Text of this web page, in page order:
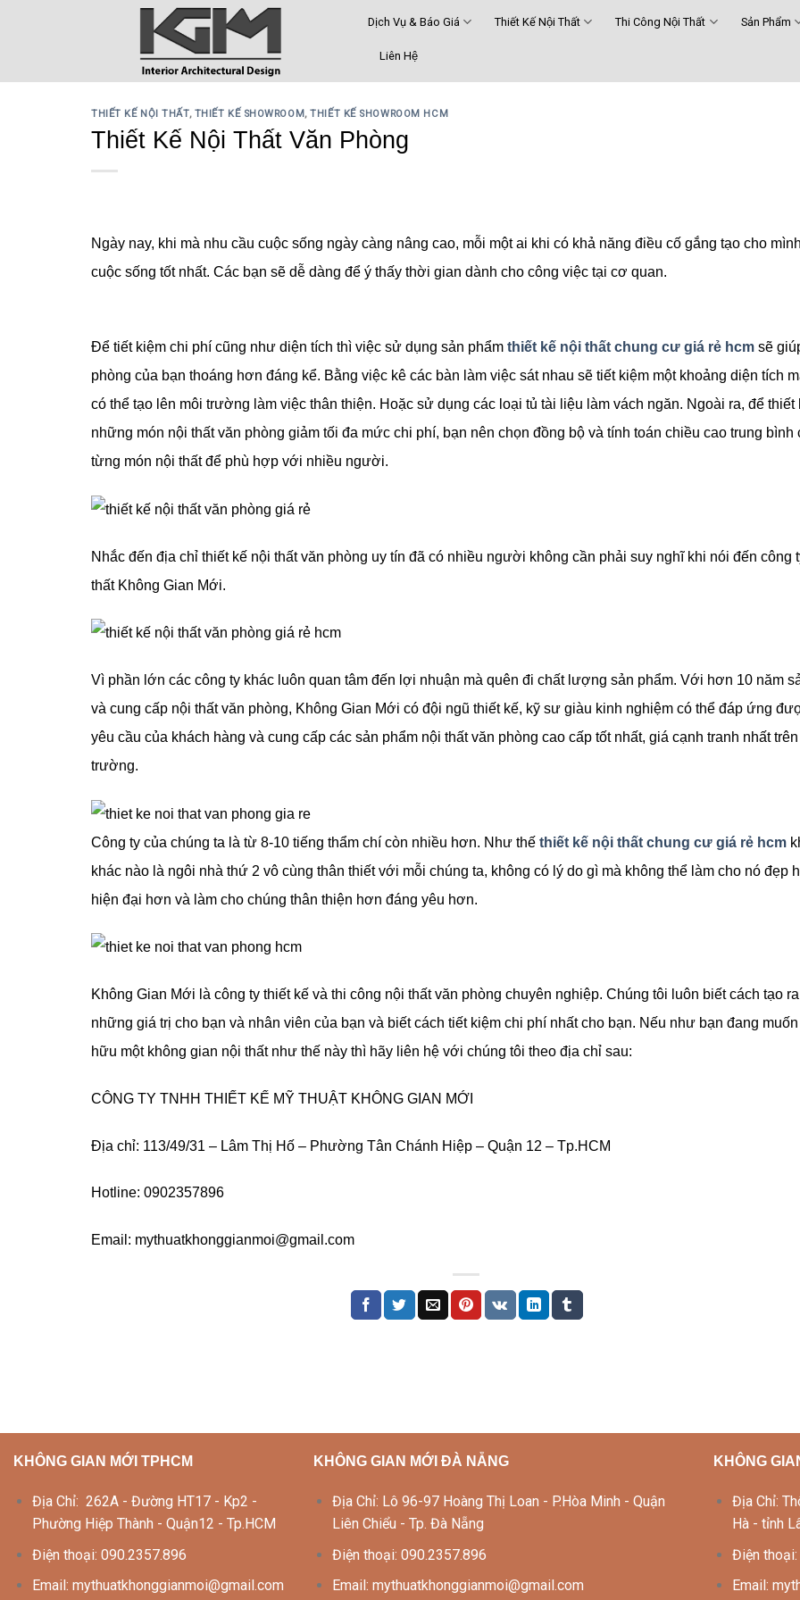
Dịch Vụ & Báo Giá Thiết Kế Nội Thất Thi Công Nội Thất Sản Phẩm
Liên Hệ
THIẾT KẾ NỘI THẤT, THIẾT KẾ SHOWROOM,THIẾT KẾ SHOWROOM HCM
Thiết Kế Nội Thất Văn Phòng
Ngày nay, khi mà nhu cầu cuộc sống ngày càng nâng cao, mỗi một ai khi có khả năng điều cố gắng tạo cho
cuộc sống tốt nhất. Các bạn sẽ dễ dàng để ý thấy thời gian dành cho công việc tại cơ quan.
Để tiết kiệm chi phí cũng như diện tích thì việc sử dụng sản phẩm thiết kế nội thất chung cư giá rẻ hcm sẽ
phòng của bạn thoáng hơn đáng kể. Bằng việc kê các bàn làm việc sát nhau sẽ tiết kiệm một khoảng diện tích
có thể tạo lên môi trường làm việc thân thiện. Hoặc sử dụng các loại tủ tài liệu làm vách ngăn. Ngoài ra, để thiết
những món nội thất văn phòng giảm tối đa mức chi phí, bạn nên chọn đồng bộ và tính toán chiều cao trung bình
từng món nội thất để phù hợp với nhiều người.
Nhắc đến địa chỉ thiết kế nội thất văn phòng uy tín đã có nhiều người không cần phải suy nghĩ khi nói đến công
thất Không Gian Mới.
Vì phần lớn các công ty khác luôn quan tâm đến lợi nhuận mà quên đi chất lượng sản phẩm. Với hơn 10 năm
và cung cấp nội thất văn phòng, Không Gian Mới có đội ngũ thiết kế, kỹ sư giàu kinh nghiệm có thể đáp ứng
yêu cầu của khách hàng và cung cấp các sản phẩm nội thất văn phòng cao cấp tốt nhất, giá cạnh tranh nhất trên
trường.
Công ty của chúng ta là từ 8-10 tiếng thẩm chí còn nhiều hơn. Như thế thiết kế nội thất chung cư giá rẻ hcm
khác nào là ngôi nhà thứ 2 vô cùng thân thiết với mỗi chúng ta, không có lý do gì mà không thể làm cho nó đẹp
hiện đại hơn và làm cho chúng thân thiện hơn đáng yêu hơn.
Không Gian Mới là công ty thiết kế và thi công nội thất văn phòng chuyên nghiệp. Chúng tôi luôn biết cách tạo ra
những giá trị cho bạn và nhân viên của bạn và biết cách tiết kiệm chi phí nhất cho bạn. Nếu như bạn đang
hữu một không gian nội thất như thế này thì hãy liên hệ với chúng tôi theo địa chỉ sau:
CÔNG TY TNHH THIẾT KẾ MỸ THUẬT KHÔNG GIAN MỚI
Địa chỉ: 113/49/31 – Lâm Thị Hố – Phường Tân Chánh Hiệp – Quận 12 – Tp.HCM
Hotline: 0902357896
Email: mythuatkhonggianmoi@gmail.com
KHÔNG GIAN MỚI TPHCM
Địa Chỉ: 262A - Đường HT17 - Kp2 -
Phường Hiệp Thành - Quận12 - Tp.HCM
Điện thoại: 090.2357.896
Email: mythuatkhonggianmoi@gmail.com
KHÔNG GIAN MỚI ĐÀ NẴNG
Địa Chỉ: Lô 96-97 Hoàng Thị Loan - P.Hòa Minh - Quận
Liên Chiểu - Tp. Đà Nẵng
Điện thoại: 090.2357.896
Email: mythuatkhonggianmoi@gmail.com
KHÔNG
Địa Chỉ:
Hà - tỉnh
Điện
Email: